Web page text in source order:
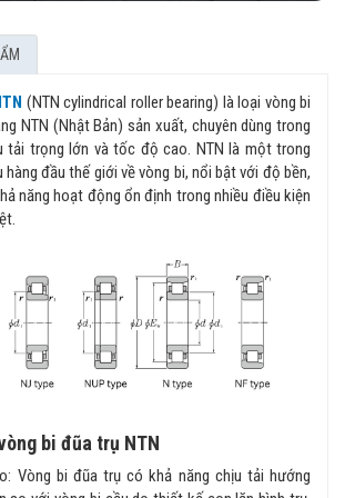
(NTN cylindrical roller bearing) là loại vòng bi
NTN (Nhật Bản) sản xuất, chuyên dùng trong
tải trọng lớn và tốc độ cao. NTN là một trong
đầu thế giới về vòng bi, nổi bật với độ bền,
năng hoạt động ổn định trong nhiều điều kiện
bi đũa trụ NTN
Vòng bi đũa trụ có khả năng chịu tải hướng